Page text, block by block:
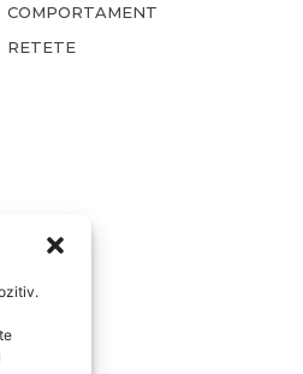
COMPORTAMENT
RETETE